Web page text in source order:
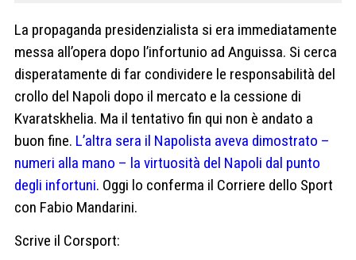
La propaganda presidenzialista si era immediatamente
messa all’opera dopo l’infortunio ad Anguissa. Si cerca
disperatamente di far condividere le responsabilità del
crollo del Napoli dopo il mercato e la cessione di
Kvaratskhelia. Ma il tentativo fin qui non è andato a
buon fine. L’altra sera il Napolista aveva dimostrato –
numeri alla mano – la virtuosità del Napoli dal punto
degli infortuni. Oggi lo conferma il Corriere dello Sport
con Fabio Mandarini.
Scrive il Corsport: